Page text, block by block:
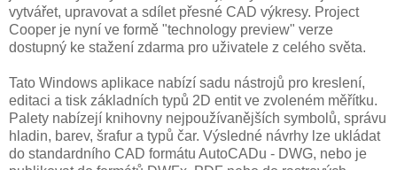
vytvářet, upravovat a sdílet přesné CAD výkresy. Project
Cooper je nyní ve formě "technology preview" verze
dostupný ke stažení zdarma pro uživatele z celého světa.
Tato Windows aplikace nabízí sadu nástrojů pro kreslení,
editaci a tisk základních typů 2D entit ve zvoleném měřítku.
Palety nabízejí knihovny nejpoužívanějších symbolů, správu
hladin, barev, šrafur a typů čar. Výsledné návrhy lze ukládat
do standardního CAD formátu AutoCADu - DWG, nebo je